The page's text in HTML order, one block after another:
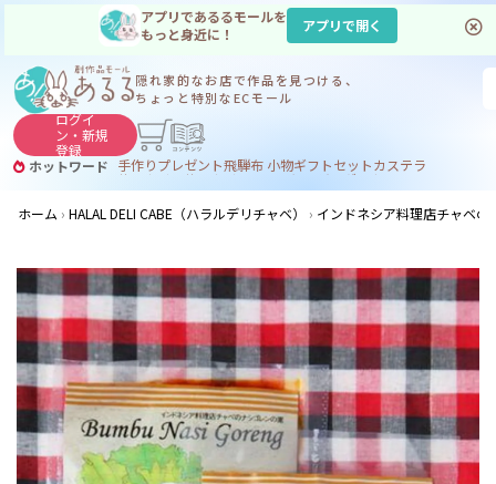
アプリであるるモールを
もっと身近に！
アプリで開く
隠れ家的なお店で作品を見つける、
ちょっと特別なECモール
ログイ
ン・新規
登録
ホットワード 手作りプレゼント飛騨布 小物ギフトセットカステラ
サヌカイト コーヒー
ジンギスカン
ホーム
HALAL DELI CABE（ハラルデリチャベ） インドネシア料理店チャベ